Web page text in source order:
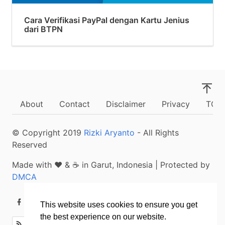
This website uses cookies to ensure you get
the best experience on our website.
Cara Verifikasi PayPal dengan Kartu Jenius
dari BTPN
About Contact Disclaimer Privacy TOS
© Copyright 2019 Rizki Aryanto - All Rights
Reserved
Made with ❤ & ☕ in Garut, Indonesia | Protected by
DMCA